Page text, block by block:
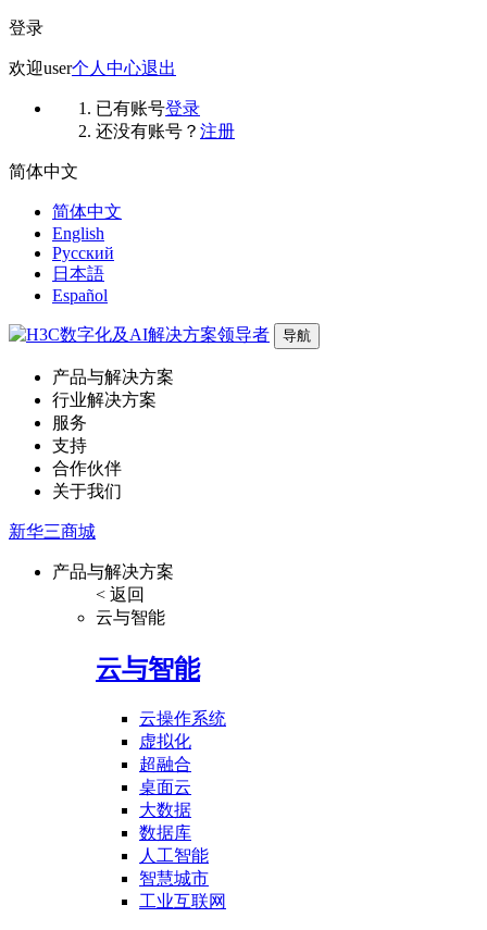
登录
欢迎user个人中心退出
已有账号登录
还没有账号？ 注册
简体中文
简体中文
English
Русский
日本語
Español
导航
产品与解决方案
行业解决方案
服务
支持
合作伙伴
关于我们
新华三商城
产品与解决方案
< 返回
云与智能
云与智能
云操作系统
虚拟化
超融合
桌面云
大数据
数据库
人工智能
智慧城市
工业互联网